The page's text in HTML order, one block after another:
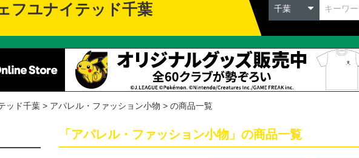
フユナイテッド千葉 千葉
ッド千葉 アパレル・ファッション小物 の商品一覧
「アパレル・ファッション小物」の商品一覧